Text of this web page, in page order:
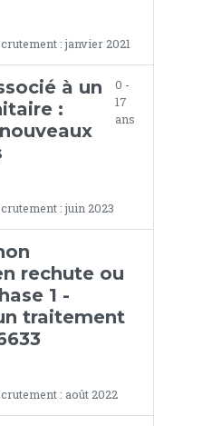
: janvier 2021
à un
:
0 -
17
ans
: juin 2023
rechute ou
1 -
traitement
: août 2022